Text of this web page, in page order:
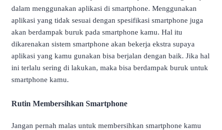
dalam menggunakan aplikasi di smartphone. Menggunakan
aplikasi yang tidak sesuai dengan spesifikasi smartphone juga
akan berdampak buruk pada smartphone kamu. Hal itu
dikarenakan sistem smartphone akan bekerja ekstra supaya
aplikasi yang kamu gunakan bisa berjalan dengan baik. Jika hal
ini terlalu sering di lakukan, maka bisa berdampak buruk untuk
smartphone kamu.
Rutin Membersihkan Smartphone
Jangan pernah malas untuk membersihkan smartphone kamu